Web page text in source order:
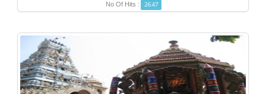
No Of Hits :
2647